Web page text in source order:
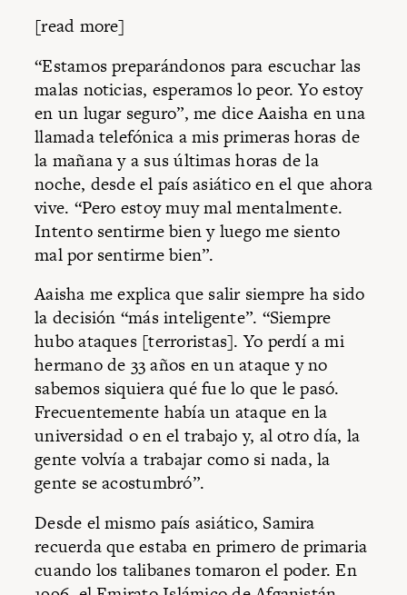
[read more]
“Estamos preparándonos para escuchar las
malas noticias, esperamos lo peor. Yo estoy
en un lugar seguro”, me dice Aaisha en una
llamada telefónica a mis primeras horas de
la mañana y a sus últimas horas de la
noche, desde el país asiático en el que ahora
vive. “Pero estoy muy mal mentalmente.
Intento sentirme bien y luego me siento
mal por sentirme bien”.
Aaisha me explica que salir siempre ha sido
la decisión “más inteligente”. “Siempre
hubo ataques [terroristas]. Yo perdí a mi
hermano de 33 años en un ataque y no
sabemos siquiera qué fue lo que le pasó.
Frecuentemente había un ataque en la
universidad o en el trabajo y, al otro día, la
gente volvía a trabajar como si nada, la
gente se acostumbró”.
Desde el mismo país asiático, Samira
recuerda que estaba en primero de primaria
cuando los talibanes tomaron el poder. En